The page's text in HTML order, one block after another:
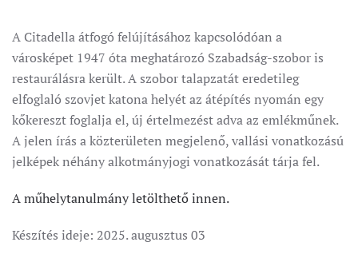
A Citadella átfogó felújításához kapcsolódóan a
városképet 1947 óta meghatározó Szabadság-szobor is
restaurálásra került. A szobor talapzatát eredetileg
elfoglaló szovjet katona helyét az átépítés nyomán egy
kőkereszt foglalja el, új értelmezést adva az emlékműnek.
A jelen írás a közterületen megjelenő, vallási vonatkozású
jelképek néhány alkotmányjogi vonatkozását tárja fel.
A műhelytanulmány letölthető innen.
Készítés ideje: 2025. augusztus 03